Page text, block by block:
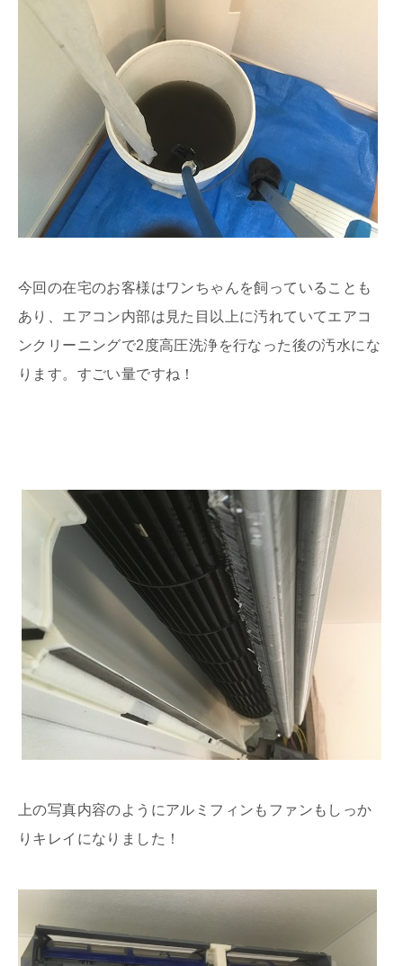
今回の在宅のお客様はワンちゃんを飼っていることも
あり、エアコン内部は見た目以上に汚れていてエアコ
ンクリーニングで2度高圧洗浄を行なった後の汚水にな
ります。すごい量ですね！
上の写真内容のようにアルミフィンもファンもしっか
りキレイになりました！